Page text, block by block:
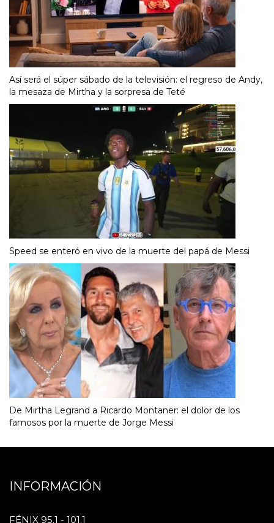
Así será el súper sábado de la televisión: el regreso de Andy,
la mesaza de Mirtha y la sorpresa de Teté
Speed se enteró en vivo de la muerte del papá de Messi
De Mirtha Legrand a Ricardo Montaner: el dolor de los
famosos por la muerte de Jorge Messi
INFORMACIÓN
FÉNIX 95.1 - 101.1